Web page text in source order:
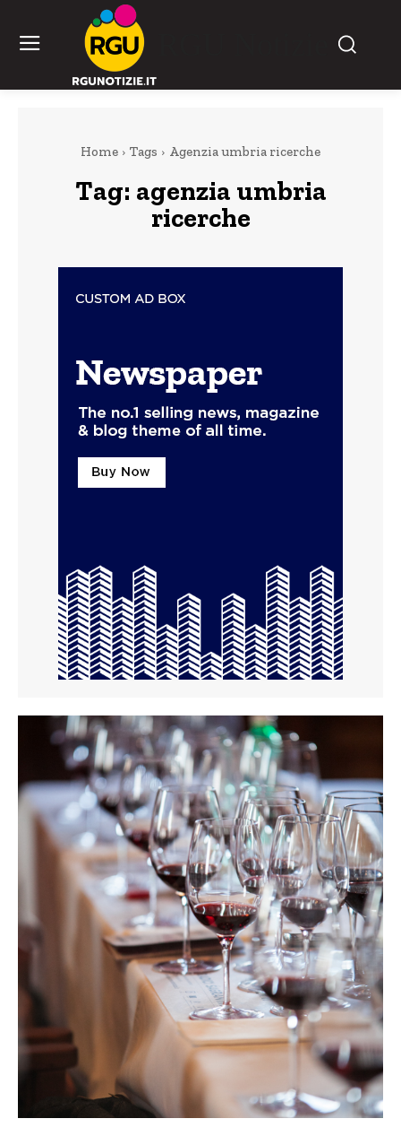
Home Tags Agenzia umbria ricerche
Tag: agenzia umbria
ricerche